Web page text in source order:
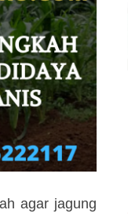
agar jagung